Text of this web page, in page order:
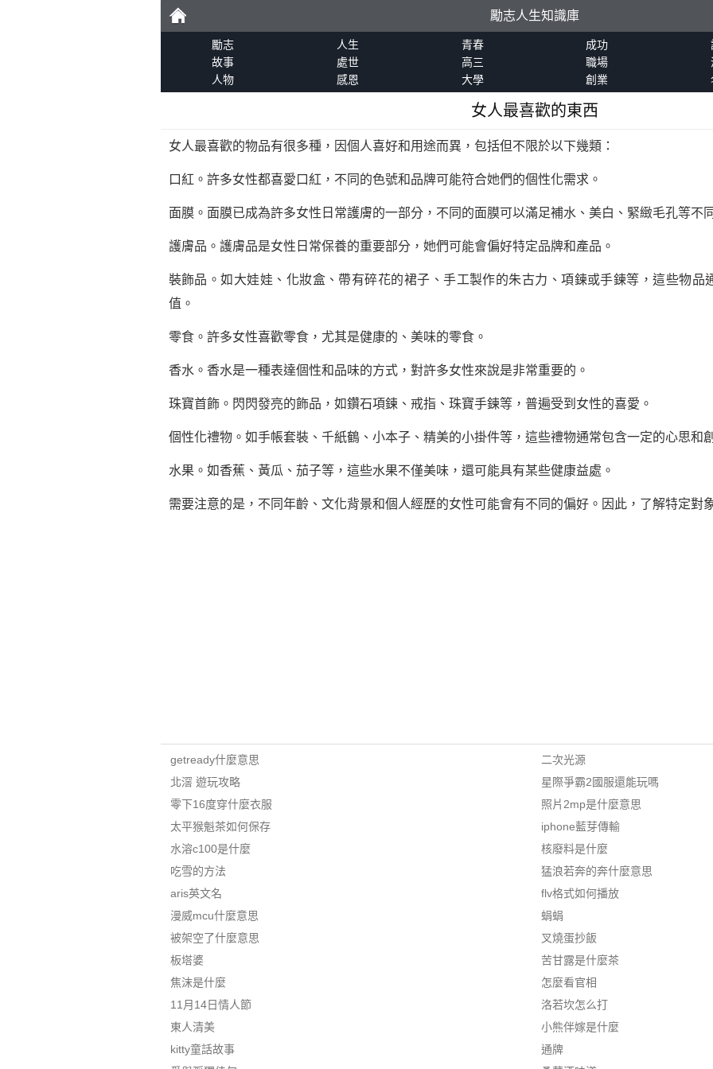
勵
勵志人生知識庫
勵志 人生 青春 成功
故事
處世 高三 職場
人物
感恩 大學 創業
女人最喜歡的東西
女人最喜歡的物品有很多種，因個人喜好和用途而異，包括但不限於以下幾類：
口紅。許多女性都喜愛口紅，不同的色號和品牌可能符合她們的個性化需求。
面膜。面膜已成為許多女性日常護膚的一部分，不同的面膜可以滿足補水、美白、緊緻毛孔等不
護膚品。護膚品是女性日常保養的重要部分，她們可能會偏好特定品牌和產品。
裝飾品。如大娃娃、化妝盒、帶有碎花的裙子、手工製作的朱古力、項鍊或手鍊等，這些物品
值。
零食。許多女性喜歡零食，尤其是健康的、美味的零食。
香水。香水是一種表達個性和品味的方式，對許多女性來說是非常重要的。
珠寶首飾。閃閃發亮的飾品，如鑽石項鍊、戒指、珠寶手鍊等，普遍受到女性的喜愛。
個性化禮物。如手帳套裝、千紙鶴、小本子、精美的小掛件等，這些禮物通常包含一定的心思和
水果。如香蕉、黃瓜、茄子等，這些水果不僅美味，還可能具有某些健康益處。
需要注意的是，不同年齡、文化背景和個人經歷的女性可能會有不同的偏好。因此，了解特定對
getready什麼意思
北滘 遊玩攻略
零下16度穿什麼衣服
太平猴魁茶如何保存
水溶c100是什麼
吃雪的方法
aris英文名
漫威mcu什麼意思
被架空了什麼意思
板塔婆
焦沫是什麼
11月14日情人節
東人清美
kitty童話故事
二次光源
星際爭霸2國服還能玩嗎
照片2mp是什麼意思
iphone藍芽傳輸
核廢料是什麼
猛浪若奔的奔什麼意思
flv格式如何播放
蜎蜎
叉燒蛋抄飯
苦甘露是什麼茶
怎麼看官相
洛若坎怎么打
小熊伴嫁是什麼
通牌